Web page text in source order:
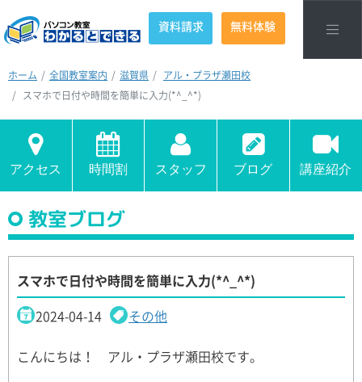
資料請求 無料体験
ホーム 全国教室案内 滋賀県
アル・プラザ瀬田校
スマホで日付や時間を簡単に入力(*^_^*)
アクセス 時間割 スタッフ ブログ 講座紹介
教室ブログ
スマホで日付や時間を簡単に入力(*^_^*)
2024-04-14
その他
こんにちは！ アル・プラザ瀬田校です。